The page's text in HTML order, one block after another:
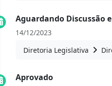
Aguardando Discussão
14/12/2023
Diretoria Legislativa
Aprovado